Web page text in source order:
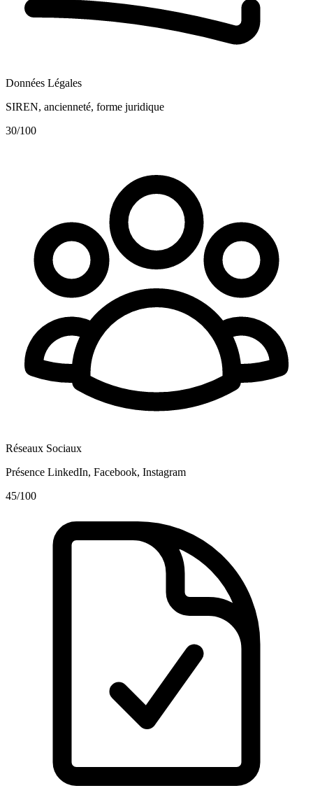
Données Légales
SIREN, ancienneté, forme juridique
30/100
Réseaux Sociaux
Présence LinkedIn, Facebook, Instagram
45/100